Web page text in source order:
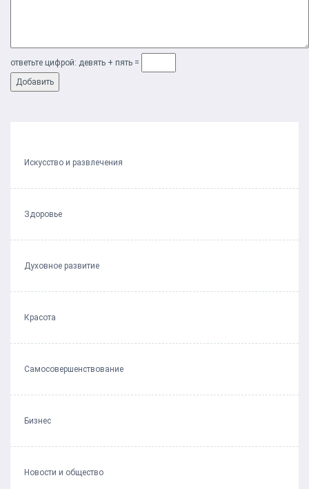
ответьте цифрой: дeвять + пять =
Искусство и развлечения
Здоровье
Духовное развитие
Красота
Самосовершенствование
Бизнес
Новости и общество